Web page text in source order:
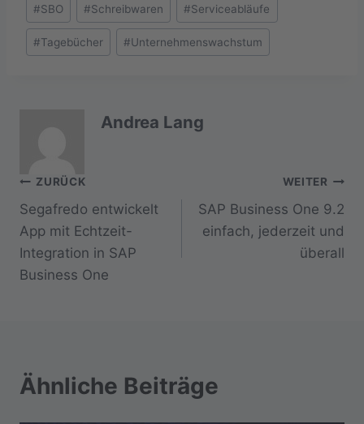
#SBO #Schreibwaren #Serviceabläufe
#Tagebücher #Unternehmenswachstum
Andrea Lang
Beitragsnavigation
ZURÜCK
Segafredo entwickelt
App mit Echtzeit-
Integration in SAP
Business One
WEITER
SAP Business One 9.2
einfach, jederzeit und
überall
Ähnliche Beiträge